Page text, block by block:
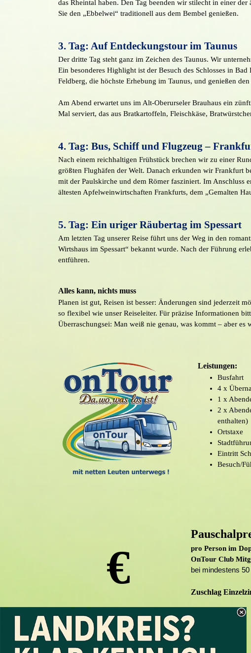
das Rheintal haben. Den Tag beenden wir stilecht in einer
Sie den „Ebbelwei“ traditionell aus dem Bembel genießen.
3. Tag: Auf Entdeckungstour im Taunus
Der dritte Tag steht ganz im Zeichen des Taunus. Wir
Ein besonderes Highlight ist der Besuch des Schlosses in
Feldberg, die höchste Erhebung im Taunus, und genießen
Am Abend erwartet uns im Alt-Oberurseler Brauhaus ein
Mal serviert, das aus Bratkartoffeln, Fleischkäse,
4. Tag: Bus, Schiff und Flugzeug –
Nach einem reichhaltigen Frühstück brechen wir zu einer
größten Flughäfen der Welt. Danach erkunden wir Frankfurt
mit der Paulskirche und dem Römer fasziniert. Im Anschluss
ältesten Apfelweinwirtschaften Frankfurts, dem „Gemalten
5. Tag: Ein uriger Räubertag im Spessart
Am letzten Tag unserer Reise führt uns der Weg in den
Wirtshaus im Spessart“ bekannt wurde. Nach der Führung
entführen.
Alles kann, nichts muss
Planen ist gut, Reisen ist besser: Änderungen sind jederzeit
so flexibel wie unser Reiseleiter. Für präzise Informationen
Überraschungsei: Man weiß nie genau, was kommt – aber es
Leistungen:
Busfahrt
4 x
1 x
2 x
enthalten)
Ortstaxe
Eintritt
Besuch/
pro Person im
OnTour Club
bei mindestens
Zuschlag
€